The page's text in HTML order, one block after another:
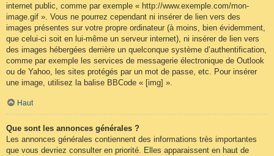
internet public, comme par exemple « http://www.exemple.com/mon-
image.gif ». Vous ne pourrez cependant ni insérer de lien vers des
images présentes sur votre propre ordinateur (à moins, bien évidemment,
que celui-ci soit en lui-même un serveur internet), ni insérer de lien vers
des images hébergées derrière un quelconque système d’authentification,
comme par exemple les services de messagerie électronique de Outlook
ou de Yahoo, les sites protégés par un mot de passe, etc. Pour insérer
une image, utilisez la balise BBCode « [img] ».
Haut
Que sont les annonces générales ?
Les annonces générales contiennent des informations très importantes
que vous devriez consulter en priorité. Elles apparaissent en haut de